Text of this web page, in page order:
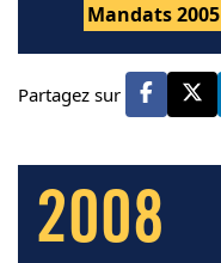
Mandats 2005
Partagez sur
2008